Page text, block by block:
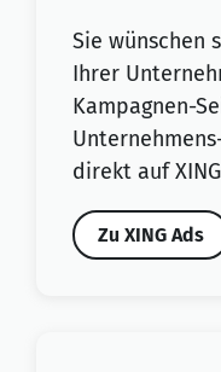
Sie wünschen
Ihrer
Kampagnen-
direkt auf
Zu XING Ads